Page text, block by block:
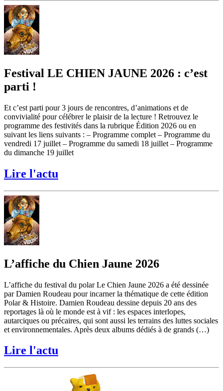
Festival LE CHIEN JAUNE 2026 : c’est
parti !
Et c’est parti pour 3 jours de rencontres, d’animations et de
convivialité pour célébrer le plaisir de la lecture ! Retrouvez le
programme des festivités dans la rubrique Édition 2026 ou en
suivant les liens suivants : – Programme complet – Programme du
vendredi 17 juillet – Programme du samedi 18 juillet – Programme
du dimanche 19 juillet
Lire l'actu
L’affiche du Chien Jaune 2026
L’affiche du festival du polar Le Chien Jaune 2026 a été dessinée
par Damien Roudeau pour incarner la thématique de cette édition
Polar & Histoire. Damien Roudeau dessine depuis 20 ans des
reportages là où le monde est à vif : les espaces interlopes,
autarciques ou précaires, qui sont aussi les terrains des luttes sociales
et environnementales. Après deux albums dédiés à de grands (…)
Lire l'actu